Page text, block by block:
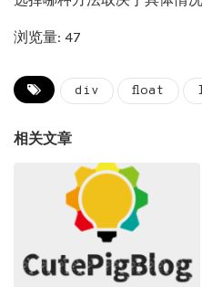
浏览量: 47
div float
相关文章